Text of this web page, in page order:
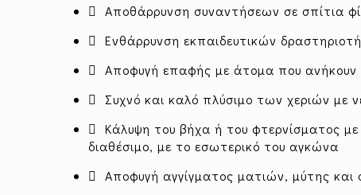
 Αποθάρρυνση συναντήσεων σε σπίτια
 Ενθάρρυνση εκπαιδευτικών
 Αποφυγή επαφής με άτομα που ανήκουν
 Συχνό και καλό πλύσιμο των χεριών με
 Κάλυψη του βήχα ή του φτερνίσματος
διαθέσιμο, με το εσωτερικό του αγκώνα
 Αποφυγή αγγίγματος ματιών, μύτης και